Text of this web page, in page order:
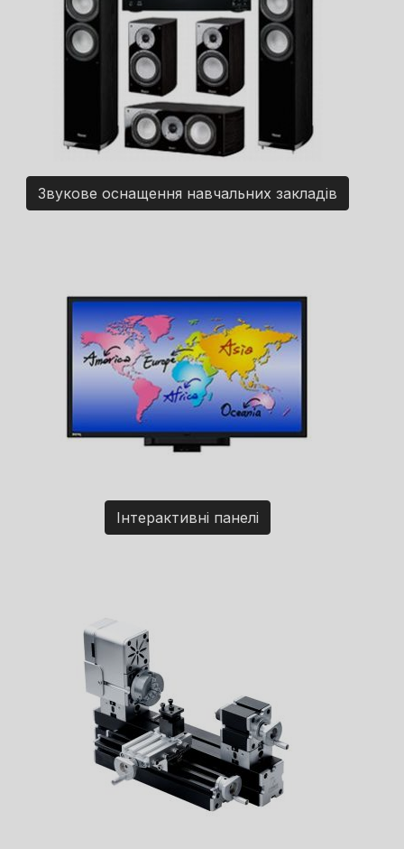
Звукове оснащення навчальних закладів
Інтерактивні панелі